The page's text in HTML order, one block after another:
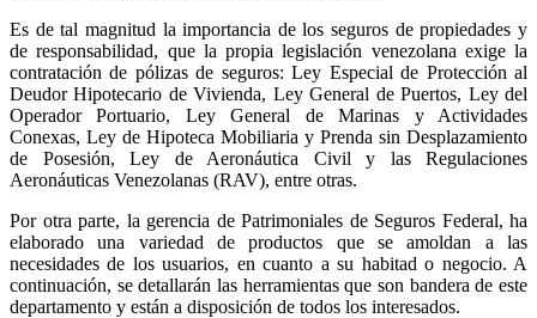
Es de tal magnitud la importancia de los seguros de propiedades y
de responsabilidad, que la propia legislación venezolana exige la
contratación de pólizas de seguros: Ley Especial de Protección al
Deudor Hipotecario de Vivienda, Ley General de Puertos, Ley del
Operador Portuario, Ley General de Marinas y Actividades
Conexas, Ley de Hipoteca Mobiliaria y Prenda sin Desplazamiento
de Posesión, Ley de Aeronáutica Civil y las Regulaciones
Aeronáuticas Venezolanas (RAV), entre otras.
Por otra parte, la gerencia de Patrimoniales de Seguros Federal, ha
elaborado una variedad de productos que se amoldan a las
necesidades de los usuarios, en cuanto a su habitad o negocio. A
continuación, se detallarán las herramientas que son bandera de este
departamento y están a disposición de todos los interesados.